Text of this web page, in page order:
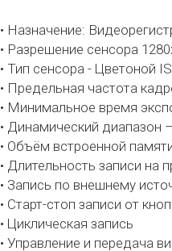
• Назначение:
• Разрешение сенсора
• Тип сенсора - Цветоной
• Предельная частота
• Минимальное время
• Динамический диапазон
• Объём встроенной
• Длительность записи на
• Запись по внешнему
• Старт-стоп записи от
• Циклическая запись
• Управление и передача